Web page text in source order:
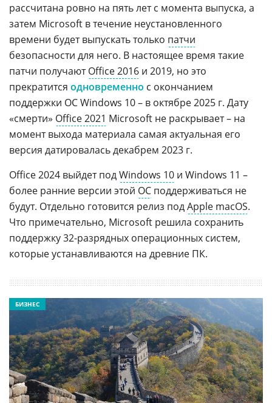
рассчитана ровно на пять лет с момента выпуска, а
затем Microsoft в течение неустановленного
времени будет выпускать только патчи
безопасности для него. В настоящее время такие
патчи получаютOffice 2016 и 2019, но это
прекратится одновременно с окончанием
поддержки ОС Windows 10 – в октябре 2025 г. Дату
«смерти» Office 2021 Microsoft не раскрывает – на
момент выхода материала самая актуальная его
версия датировалась декабрем 2023 г.
Office 2024 выйдет подWindows 10 и Windows 11 –
более ранние версии этой ОС поддерживаться не
будут. Отдельно готовится релиз подApple macOS.
Что примечательно, Microsoft решила сохранить
поддержку 32-разрядных операционных систем,
которые устанавливаются на древние ПК.
БИЗНЕС